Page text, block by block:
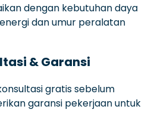
dengan kebutuhan daya
dan umur peralatan
& Garansi
gratis sebelum
garansi pekerjaan untuk